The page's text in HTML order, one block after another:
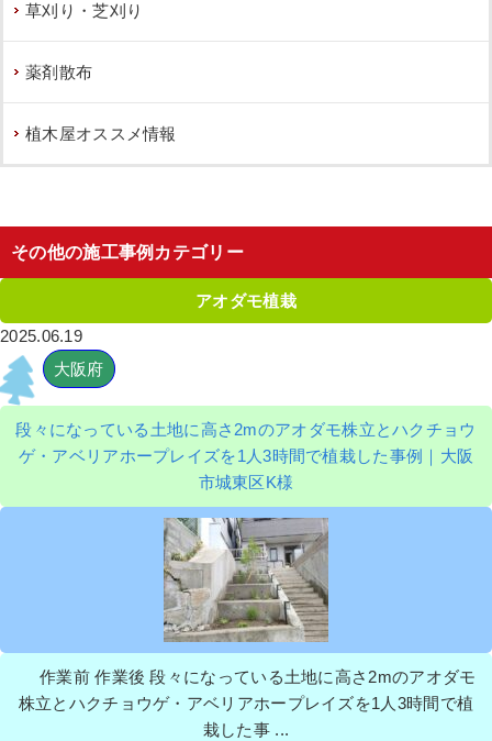
草刈り・芝刈り
薬剤散布
植木屋オススメ情報
その他の施工事例カテゴリー
アオダモ植栽
2025.06.19
大阪府
段々になっている土地に高さ2mのアオダモ株立とハクチョウ
ゲ・アベリアホープレイズを1人3時間で植栽した事例｜大阪
市城東区K様
作業前 作業後 段々になっている土地に高さ2mのアオダモ
株立とハクチョウゲ・アベリアホープレイズを1人3時間で植
栽した事 ...